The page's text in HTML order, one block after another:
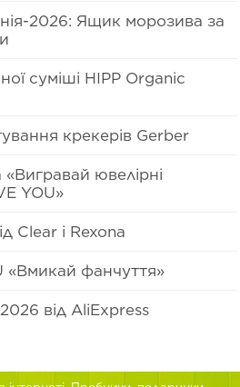
2026: Ящик морозива за
суміші HIPP Organic
крекерів Gerber
ювелірні
YOU»
Clear і Rexona
«Вмикай фанчуття»
від AliExpress